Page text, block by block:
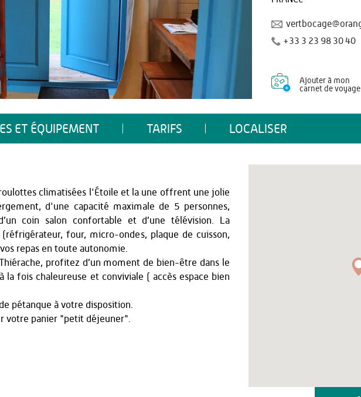
+33 3 23 98 30 40
Ajouter à mon
carnet de voyage
ET ÉQUIPEMENT TARIFS LOCALISER
climatisées l'Étoile et la une offrent une jolie
d'une capacité maximale de 5 personnes,
coin salon confortable et d’une télévision. La
four, micro-ondes, plaque de cuisson,
repas en toute autonomie.
profitez d’un moment de bien-être dans le
la fois chaleureuse et conviviale ( accès espace bien
pétanque à votre disposition.
votre panier "petit déjeuner".